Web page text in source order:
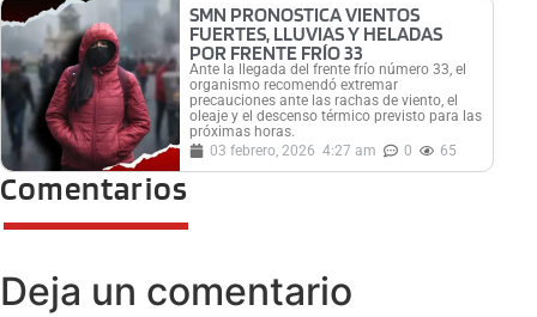
SMN PRONOSTICA VIENTOS
FUERTES, LLUVIAS Y HELADAS
POR FRENTE FRÍO 33
Ante la llegada del frente frío número 33, el
organismo recomendó extremar
precauciones ante las rachas de viento, el
oleaje y el descenso térmico previsto para las
próximas horas.
03 febrero, 2026 4:27 am 0 65
Comentarios
Deja un comentario